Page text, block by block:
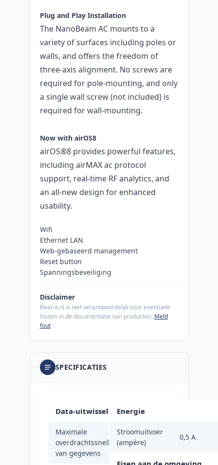
Plug and Play Installation
The NanoBeam AC mounts to a
variety of surfaces including poles or
walls, and offers the freedom of
three-axis alignment. No screws are
required for pole-mounting, and only
a single wall screw (not included) is
required for wall-mounting.
Now with airOS8
airOS®8 provides powerful features,
including airMAX ac protocol
support, real-time RF analytics, and
an all-new design for enhanced
usability.
Wifi
Ethernet LAN
Web-gebaseerd management
Reset button
Spanningsbeveiliging
Disclaimer
Beat-it.nl is niet verantwoordelijk voor eventuele
fouten in de documentatie van producten. Meld
fout
SPECIFICATIES
Data-uitwisseling
Maximale
overdrachtssnelheid
van gegevens
450 Mbit/s
Energie
Stroomuitvoer
(ampère)
0,5 A